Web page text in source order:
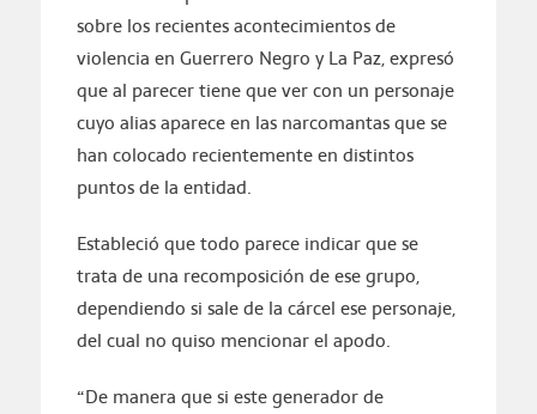
sobre los recientes acontecimientos de
violencia en Guerrero Negro y La Paz, expresó
que al parecer tiene que ver con un personaje
cuyo alias aparece en las narcomantas que se
han colocado recientemente en distintos
puntos de la entidad.
Estableció que todo parece indicar que se
trata de una recomposición de ese grupo,
dependiendo si sale de la cárcel ese personaje,
del cual no quiso mencionar el apodo.
“De manera que si este generador de